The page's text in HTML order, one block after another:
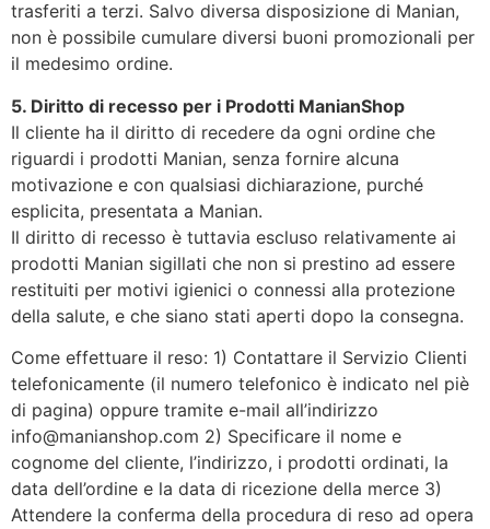
trasferiti a terzi. Salvo diversa disposizione di Manian,
non è possibile cumulare diversi buoni promozionali per
il medesimo ordine.
5. Diritto di recesso per i Prodotti ManianShop
Il cliente ha il diritto di recedere da ogni ordine che
riguardi i prodotti Manian, senza fornire alcuna
motivazione e con qualsiasi dichiarazione, purché
esplicita, presentata a Manian.
Il diritto di recesso è tuttavia escluso relativamente ai
prodotti Manian sigillati che non si prestino ad essere
restituiti per motivi igienici o connessi alla protezione
della salute, e che siano stati aperti dopo la consegna.
Come effettuare il reso: 1) Contattare il Servizio Clienti
telefonicamente (il numero telefonico è indicato nel piè
di pagina) oppure tramite e-mail all’indirizzo
info@manianshop.com 2) Specificare il nome e
cognome del cliente, l’indirizzo, i prodotti ordinati, la
data dell’ordine e la data di ricezione della merce 3)
Attendere la conferma della procedura di reso ad opera